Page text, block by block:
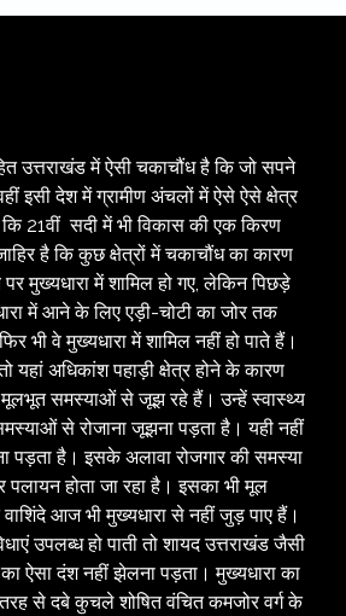
उत्तराखंड में ऐसी चकाचौंध है कि जो सपने
इसी देश में ग्रामीण अंचलों में ऐसे ऐसे क्षेत्र
21वीं सदी में भी विकास की एक किरण
है कि कुछ क्षेत्रों में चकाचौंध का कारण
मुख्यधारा में शामिल हो गए, लेकिन पिछड़े
में आने के लिए एड़ी-चोटी का जोर तक
भी वे मुख्यधारा में शामिल नहीं हो पाते हैं।
यहां अधिकांश पहाड़ी क्षेत्र होने के कारण
मूलभूत समस्याओं से जूझ रहे हैं। उन्हें स्वास्थ्य
से रोजाना जूझना पड़ता है। यही नहीं
पड़ता है। इसके अलावा रोजगार की समस्या
पलायन होता जा रहा है। इसका भी मूल
आज भी मुख्यधारा से नहीं जुड़ पाए हैं।
उपलब्ध हो पाती तो शायद उत्तराखंड जैसी
ऐसा दंश नहीं झेलना पड़ता। मुख्यधारा का
से दबे कुचले शोषित वंचित कमजोर वर्ग के